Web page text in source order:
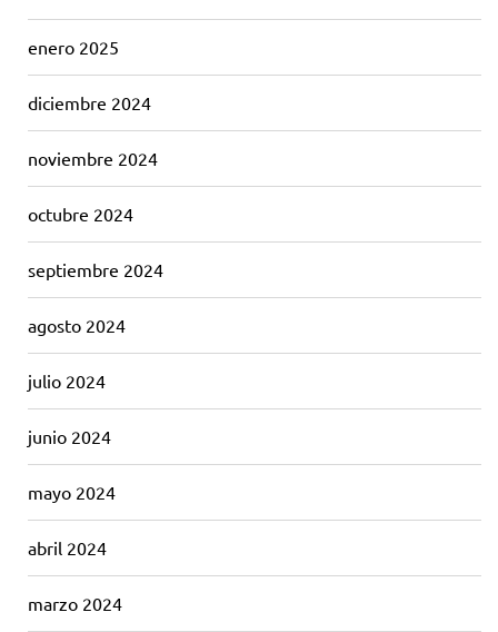
enero 2025
diciembre 2024
noviembre 2024
octubre 2024
septiembre 2024
agosto 2024
julio 2024
junio 2024
mayo 2024
abril 2024
marzo 2024